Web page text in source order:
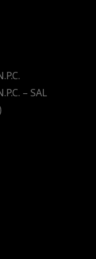
– SAL